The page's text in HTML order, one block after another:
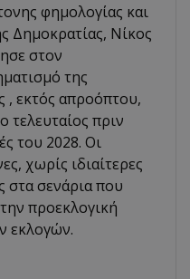
φημολογίας και
Δημοκρατίας, Νίκος
στον
της
, εκτός απροόπτου,
τελευταίος πριν
του 2028. Οι
χωρίς ιδιαίτερες
στα σενάρια που
προεκλογική
εκλογών.